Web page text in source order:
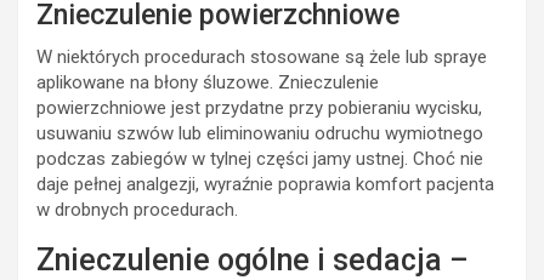
Znieczulenie powierzchniowe
W niektórych procedurach stosowane są żele lub spraye
aplikowane na błony śluzowe. Znieczulenie
powierzchniowe jest przydatne przy pobieraniu wycisku,
usuwaniu szwów lub eliminowaniu odruchu wymiotnego
podczas zabiegów w tylnej części jamy ustnej. Choć nie
daje pełnej analgezji, wyraźnie poprawia komfort pacjenta
w drobnych procedurach.
Znieczulenie ogólne i sedacja –